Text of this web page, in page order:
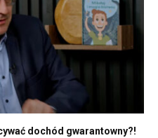
dochód gwarantowny?!